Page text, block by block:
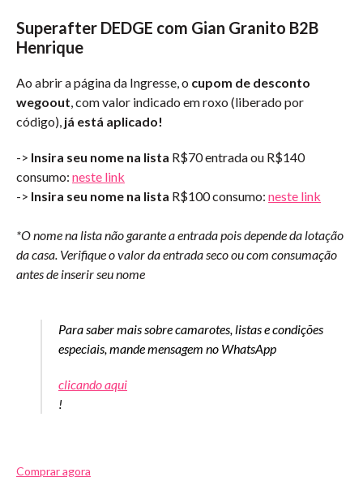
Superafter DEDGE com Gian Granito B2B
Henrique
Ao abrir a página da Ingresse, o cupom de desconto
wegoout, com valor indicado em roxo (liberado por
código), já está aplicado!
-> Insira seu nome na lista R$70 entrada ou R$140
consumo: neste link
-> Insira seu nome na lista R$100 consumo: neste link
*O nome na lista não garante a entrada pois depende da lotação
da casa. Verifique o valor da entrada seco ou com consumação
antes de inserir seu nome
Para saber mais sobre camarotes, listas e condições
especiais, mande mensagem no WhatsApp
clicando aqui
!
Comprar agora